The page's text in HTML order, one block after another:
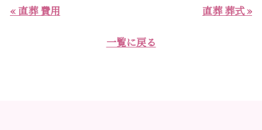
« 直葬 費用 直葬 葬式 »
一覧に戻る